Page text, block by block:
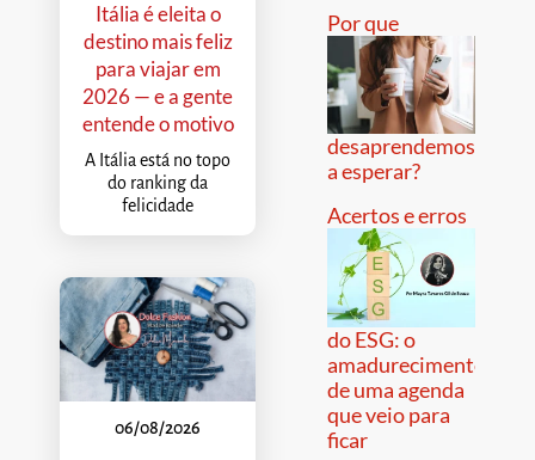
Itália é eleita o
destino mais feliz
para viajar em
2026 — e a gente
entende o motivo
A Itália está no topo
do ranking da
felicidade
06/08/2026
Por que
desaprendemos
a esperar?
Acertos e erros
do ESG: o
amadurecimento
de uma agenda
que veio para
ficar